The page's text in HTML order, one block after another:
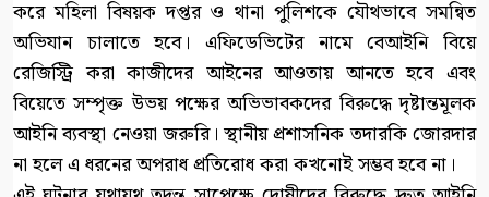
করে মহিলা বিষয়ক দপ্তর ও থানা পুলিশকে যৌথভাবে সমন্বিত
অভিযান চালাতে হবে। এফিডেভিটের নামে বেআইনি বিয়ে
রেজিস্ট্রি করা কাজীদের আইনের আওতায় আনতে হবে এবং
বিয়েতে সম্পৃক্ত উভয় পক্ষের অভিভাবকদের বিরুদ্ধে দৃষ্টান্তমূলক
আইনি ব্যবস্থা নেওয়া জরুরি। স্থানীয় প্রশাসনিক তদারকি জোরদার
না হলে এ ধরনের অপরাধ প্রতিরোধ করা কখনোই সম্ভব হবে না।